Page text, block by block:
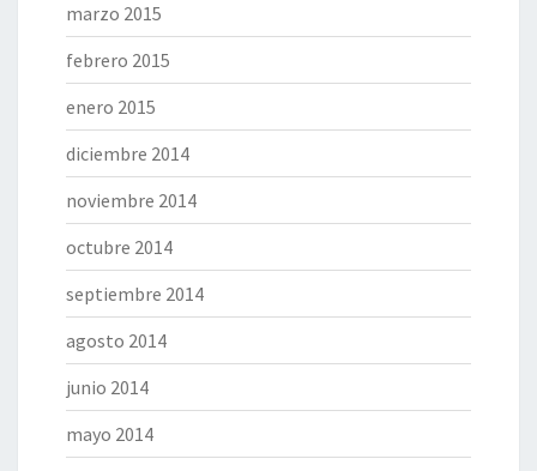
marzo 2015
febrero 2015
enero 2015
diciembre 2014
noviembre 2014
octubre 2014
septiembre 2014
agosto 2014
junio 2014
mayo 2014